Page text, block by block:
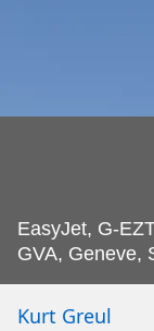
EasyJet, G-
GVA, Geneve,
Kurt Greul